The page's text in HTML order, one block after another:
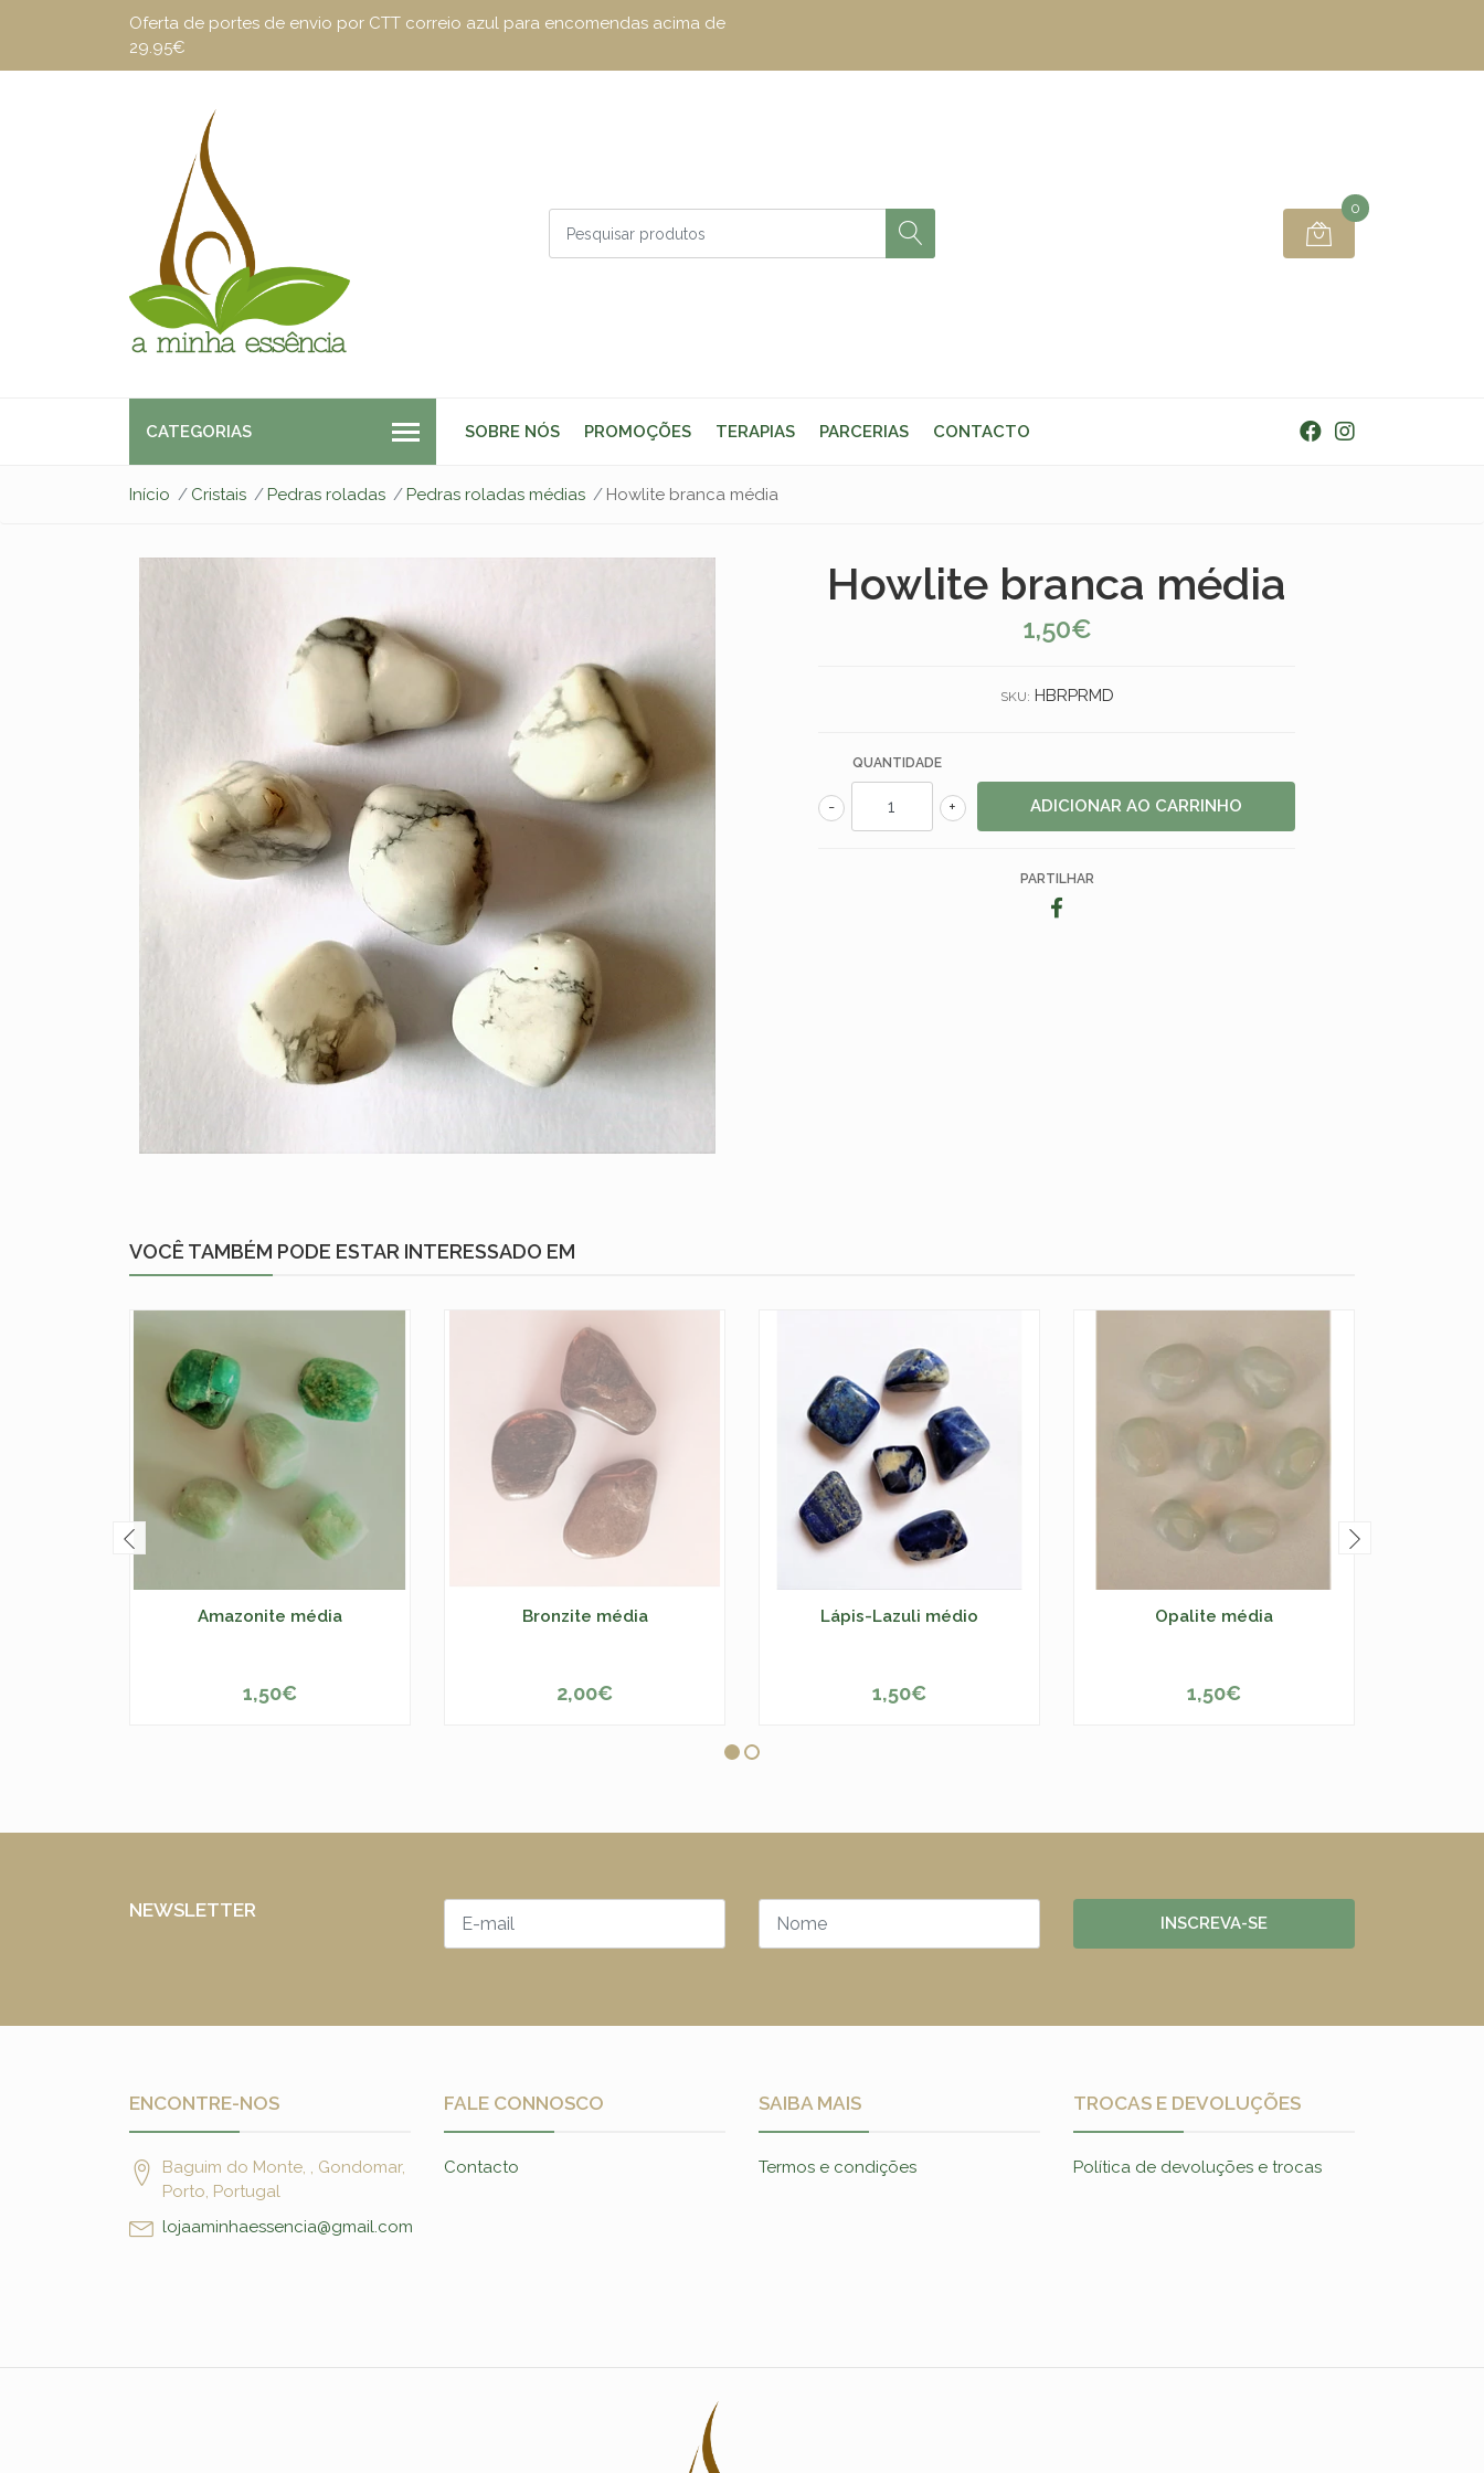
Oferta de portes de envio por CTT correio azul para encomendas acima de
29.95€
0
CATEGORIAS SOBRE NÓS PROMOÇÕES TERAPIAS PARCERIAS CONTACTO
Início Cristais Pedras roladas Pedras roladas médias Howlite branca média
Howlite branca média
1,50€
SKU: HBRPRMD
QUANTIDADE
+
-
PARTILHAR
VOCÊ TAMBÉM PODE ESTAR INTERESSADO EM
Amazonite média
+
1,50€
Bronzite média
ESGOTADO
2,00€
Lápis-Lazuli médio
+
1,50€
Opalite média
+
1,50€
NEWSLETTER
INSCREVA-SE
ENCONTRE-NOS
Baguim do Monte, , Gondomar,
Porto, Portugal
lojaaminhaessencia@gmail.com
FALE CONNOSCO
Contacto
SAIBA MAIS
Termos e condições
TROCAS E DEVOLUÇÕES
Política de devoluções e trocas